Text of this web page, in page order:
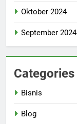
Oktober 2024
September 2024
Categories
Bisnis
Blog